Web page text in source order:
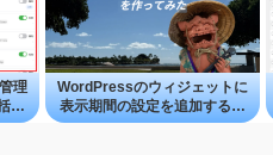
理
操
ル
WordPressのウィジェットに
表示期間の設定を追加するプ
ラグイン